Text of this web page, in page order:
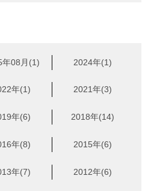
年08月(1) 2024年(1)
年(1) 2021年(3)
年(6) 2018年(14)
年(8) 2015年(6)
年(7) 2012年(6)